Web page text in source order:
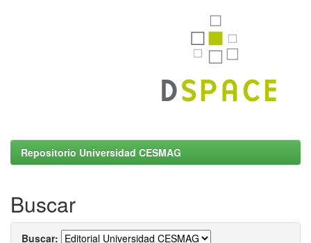
Repositorio Universidad CESMAG
Buscar
Buscar: